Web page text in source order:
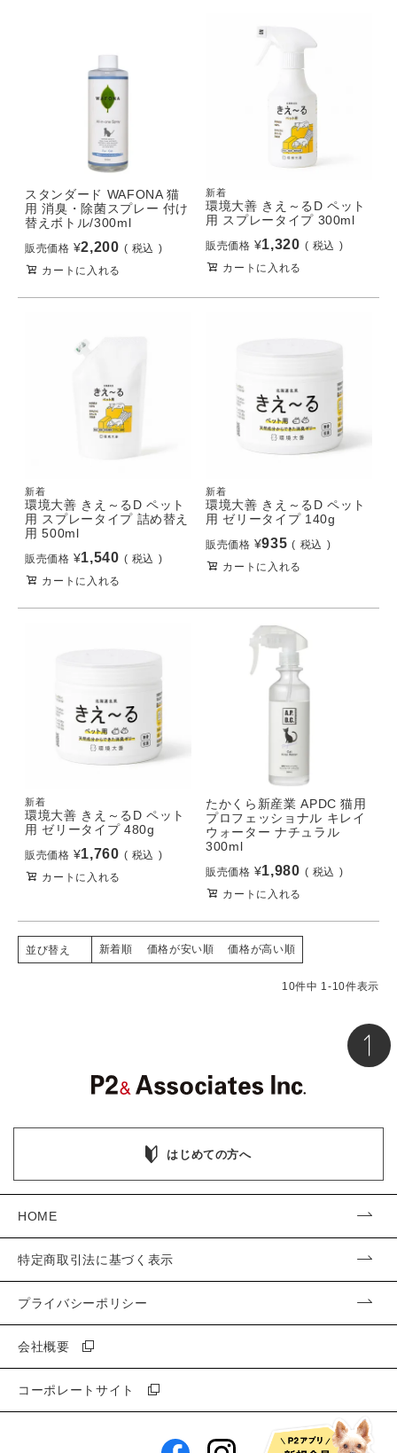
スタンダード WAFONA 猫
用 消臭・除菌スプレー 付け
替えボトル/300ml
販売価格 ¥2,200
税込
カートに入れる
新着
環境大善 きえ～るD ペット
用 スプレータイプ 300ml
販売価格 ¥1,320
税込
カートに入れる
新着
環境大善 きえ～るD ペット
用 スプレータイプ 詰め替え
用 500ml
販売価格 ¥1,540
税込
カートに入れる
新着
環境大善 きえ～るD ペット
用 ゼリータイプ 140g
販売価格 ¥935
税込
カートに入れる
新着
環境大善 きえ～るD ペット
用 ゼリータイプ 480g
販売価格 ¥1,760
税込
カートに入れる
たかくら新産業 APDC 猫用
プロフェッショナル キレイ
ウォーター ナチュラル
300ml
販売価格 ¥1,980
税込
カートに入れる
並び替え 新着順 価格が安い順 価格が高い順
10件中 1-10件表示
はじめての方へ
HOME
特定商取引法に基づく表示
プライバシーポリシー
会社概要
コーポレートサイト